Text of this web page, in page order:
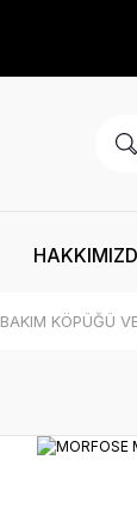
BAKIM KÖPÜĞÜ